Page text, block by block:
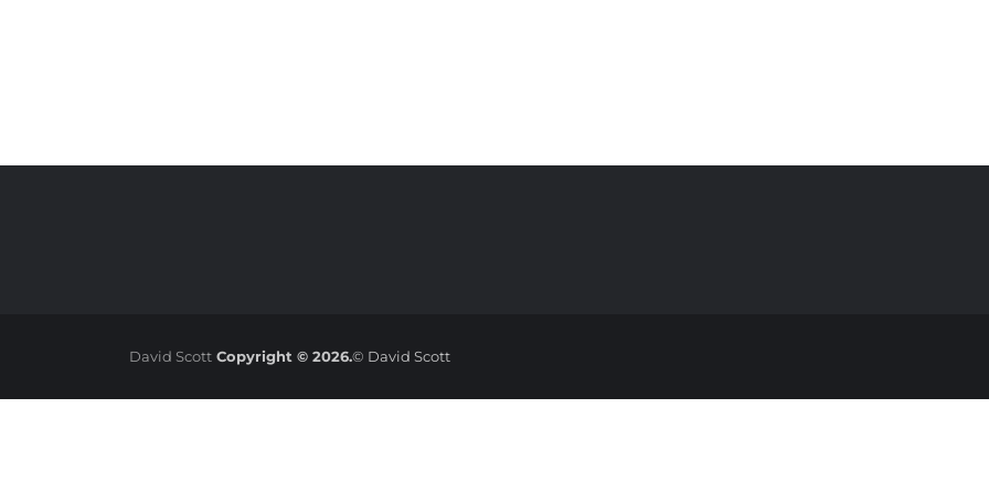
David Scott Copyright © 2026.© David Scott